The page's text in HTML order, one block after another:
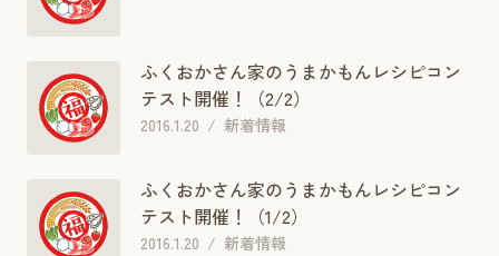
ふくおかさん家のうまかもんレシピコン
テスト開催！（2/2）
2016.1.20 新着情報
ふくおかさん家のうまかもんレシピコン
テスト開催！（1/2）
2016.1.20 新着情報